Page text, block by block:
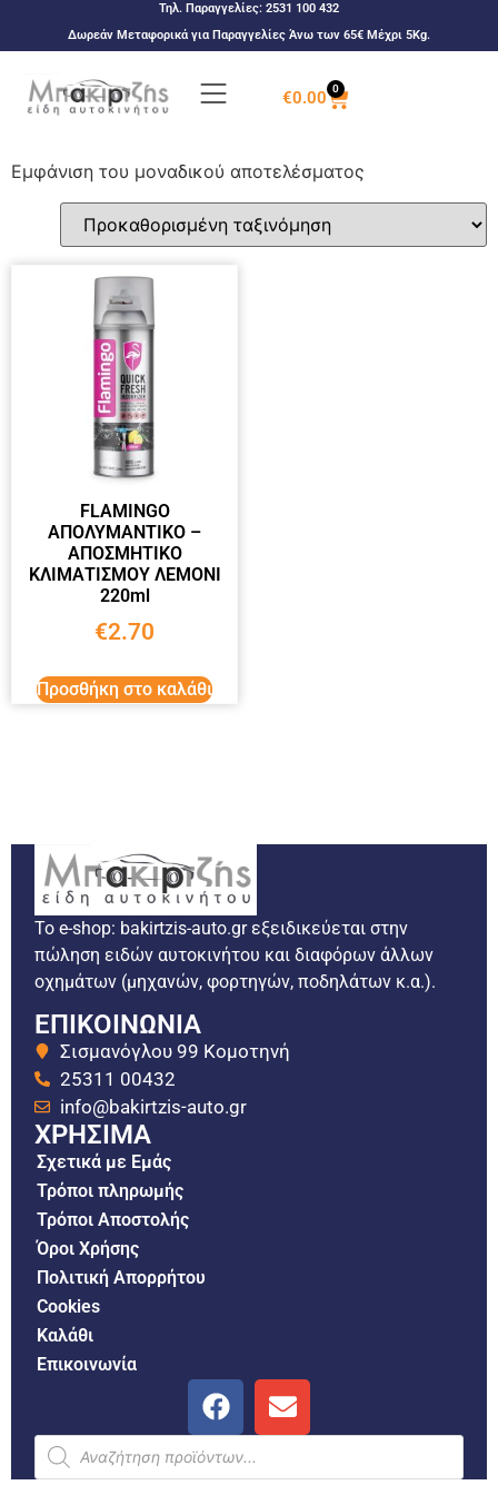
Τηλ. Παραγγελίες: 2531 100 432
Δωρεάν Μεταφορικά για Παραγγελίες Άνω των 65€ Μέχρι 5Kg.
€0.00 0
Εμφάνιση του μοναδικού αποτελέσματος
FLAMINGO
ΑΠΟΛΥΜΑΝΤΙΚΟ –
ΑΠΟΣΜΗΤΙΚΟ
ΚΛΙΜΑΤΙΣΜΟΥ ΛΕΜΟΝΙ
220ml
€2.70
Προσθήκη στο καλάθι
Το e-shop: bakirtzis-auto.gr εξειδικεύεται στην
πώληση ειδών αυτοκινήτου και διαφόρων άλλων
οχημάτων (μηχανών, φορτηγών, ποδηλάτων κ.α.).
ΕΠΙΚΟΙΝΩΝΙΑ
Σισμανόγλου 99 Κομοτηνή
25311 00432
info@bakirtzis-auto.gr
ΧΡΗΣΙΜΑ
Σχετικά με Εμάς
Τρόποι πληρωμής
Τρόποι Αποστολής
Όροι Χρήσης
Πολιτική Απορρήτου
Cookies
Καλάθι
Επικοινωνία